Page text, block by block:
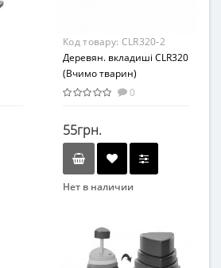
Код товару: CLR320-2
Деревян. вкладиші CLR320
(Вчимо тварин)
0
55грн.
Нет в наличии
Возраст
от 3 лет